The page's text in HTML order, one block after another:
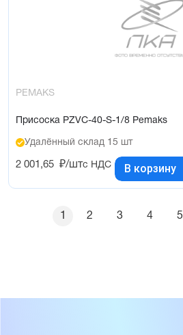
PEMAKS
Присоска PZVC-40-S-1/8 Pemaks
Удалённый склад 15 шт
2 001,65 ₽/штс НДС В корзину
1 2 3 4 5